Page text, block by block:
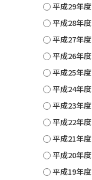
平成29年度
平成28年度
平成27年度
平成26年度
平成25年度
平成24年度
平成23年度
平成22年度
平成21年度
平成20年度
平成19年度